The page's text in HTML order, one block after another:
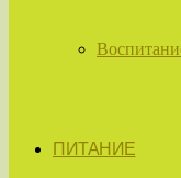
ПИТАНИЕ